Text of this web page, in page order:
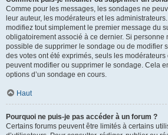
Comme pour les messages, les sondages ne
leur auteur, les modérateurs et les
modifiez tout simplement le premier message du
obligatoirement associé à ce dernier. Si personne
possible de supprimer le sondage ou de modifier
des votes ont été exprimés, seuls les
peuvent modifier ou supprimer le sondage. Cela
options d’un sondage en cours.
Haut
Pourquoi ne puis-je pas accéder à un forum ?
Certains forums peuvent être limités à certains